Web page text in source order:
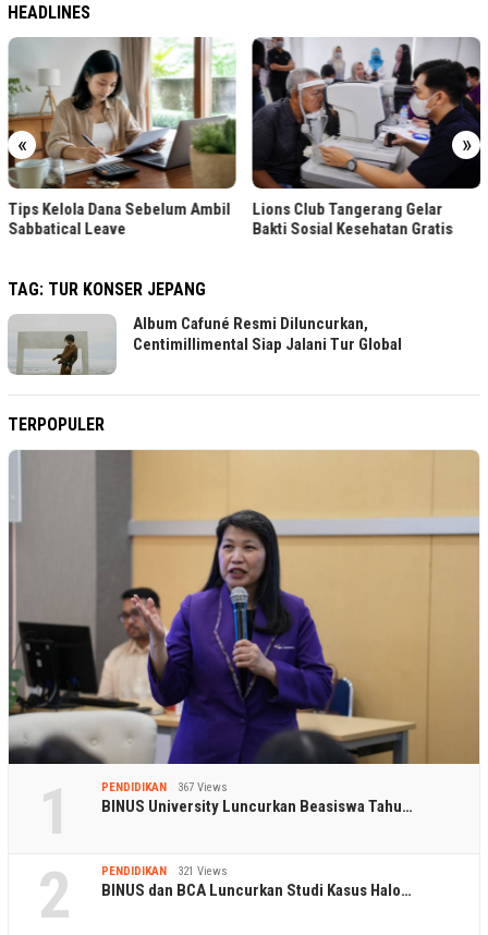
HEADLINES
« »
Tips Kelola Dana Sebelum Ambil
Sabbatical Leave
Lions Club Tangerang Gelar
Bakti Sosial Kesehatan Gratis
TAG: TUR KONSER JEPANG
Album Cafuné Resmi Diluncurkan,
Centimillimental Siap Jalani Tur Global
TERPOPULER
1 PENDIDIKAN 367 Views
BINUS University Luncurkan Beasiswa Tahu…
2 PENDIDIKAN 321 Views
BINUS dan BCA Luncurkan Studi Kasus Halo…